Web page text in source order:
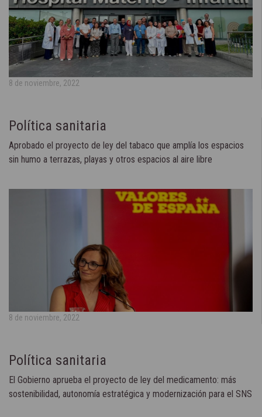
8 de noviembre, 2022
Política sanitaria
Aprobado el proyecto de ley del tabaco que amplía los espacios
sin humo a terrazas, playas y otros espacios al aire libre
8 de noviembre, 2022
Política sanitaria
El Gobierno aprueba el proyecto de ley del medicamento: más
sostenibilidad, autonomía estratégica y modernización para el SNS